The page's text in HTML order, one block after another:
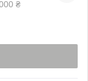
₴